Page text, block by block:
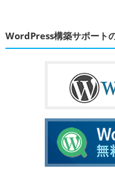
WordPress構築サポート